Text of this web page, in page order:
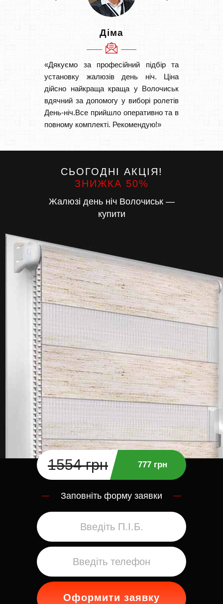
Діма
«Дякуємо за професійний підбір та
установку жалюзів день ніч. Ціна
дійсно найкраща краща у Волочиськ
вдячний за допомогу у виборі ролетів
День-ніч.Все прийшло оперативно та в
повному комплекті. Рекомендую!»
СЬОГОДНІ АКЦІЯ!
ЗНИЖКА 50%
Жалюзі день ніч Волочиськ —
купити
1554 грн 777 грн
Заповніть форму заявки
Оформити заявку